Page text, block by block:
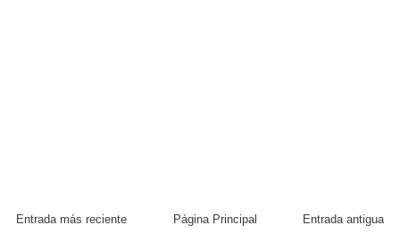
Entrada más reciente Entrada antigua
Página Principal